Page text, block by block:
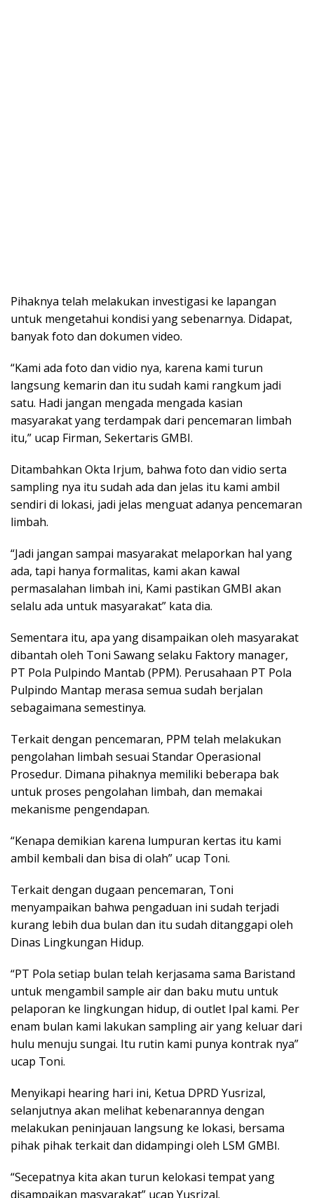
Pihaknya telah melakukan investigasi ke lapangan
untuk mengetahui kondisi yang sebenarnya. Didapat,
banyak foto dan dokumen video.
“Kami ada foto dan vidio nya, karena kami turun
langsung kemarin dan itu sudah kami rangkum jadi
satu. Hadi jangan mengada mengada kasian
masyarakat yang terdampak dari pencemaran limbah
itu,” ucap Firman, Sekertaris GMBI.
Ditambahkan Okta Irjum, bahwa foto dan vidio serta
sampling nya itu sudah ada dan jelas itu kami ambil
sendiri di lokasi, jadi jelas menguat adanya pencemaran
limbah.
“Jadi jangan sampai masyarakat melaporkan hal yang
ada, tapi hanya formalitas, kami akan kawal
permasalahan limbah ini, Kami pastikan GMBI akan
selalu ada untuk masyarakat” kata dia.
Sementara itu, apa yang disampaikan oleh masyarakat
dibantah oleh Toni Sawang selaku Faktory manager,
PT Pola Pulpindo Mantab (PPM). Perusahaan PT Pola
Pulpindo Mantap merasa semua sudah berjalan
sebagaimana semestinya.
Terkait dengan pencemaran, PPM telah melakukan
pengolahan limbah sesuai Standar Operasional
Prosedur. Dimana pihaknya memiliki beberapa bak
untuk proses pengolahan limbah, dan memakai
mekanisme pengendapan.
“Kenapa demikian karena lumpuran kertas itu kami
ambil kembali dan bisa di olah” ucap Toni.
Terkait dengan dugaan pencemaran, Toni
menyampaikan bahwa pengaduan ini sudah terjadi
kurang lebih dua bulan dan itu sudah ditanggapi oleh
Dinas Lingkungan Hidup.
“PT Pola setiap bulan telah kerjasama sama Baristand
untuk mengambil sample air dan baku mutu untuk
pelaporan ke lingkungan hidup, di outlet Ipal kami. Per
enam bulan kami lakukan sampling air yang keluar dari
hulu menuju sungai. Itu rutin kami punya kontrak nya”
ucap Toni.
Menyikapi hearing hari ini, Ketua DPRD Yusrizal,
selanjutnya akan melihat kebenarannya dengan
melakukan peninjauan langsung ke lokasi, bersama
pihak pihak terkait dan didampingi oleh LSM GMBI.
“Secepatnya kita akan turun kelokasi tempat yang
disampaikan masyarakat” ucap Yusrizal.